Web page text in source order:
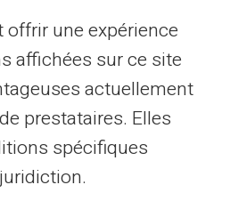
client
et
une expérience
affichées sur ce site
actuellement
prestataires. Elles
spécifiques